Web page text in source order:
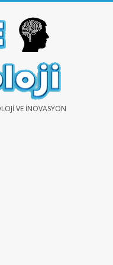
VE İNOVASYON